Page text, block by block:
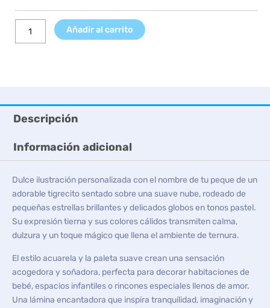
hasta
9,99 €
y
Añadir al carrito
Descripción
Información adicional
Dulce ilustración personalizada con el nombre de tu peque de un
adorable tigrecito sentado sobre una suave nube, rodeado de
pequeñas estrellas brillantes y delicados globos en tonos pastel.
Su expresión tierna y sus colores cálidos transmiten calma,
dulzura y un toque mágico que llena el ambiente de ternura.
El estilo acuarela y la paleta suave crean una sensación
acogedora y soñadora, perfecta para decorar habitaciones de
bebé, espacios infantiles o rincones especiales llenos de amor.
Una lámina encantadora que inspira tranquilidad, imaginación y